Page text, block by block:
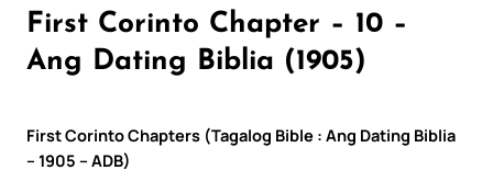
First Corinto Chapter – 10 –
Ang Dating Biblia (1905)
First Corinto Chapters (Tagalog Bible : Ang Dating Biblia
– 1905 – ADB)